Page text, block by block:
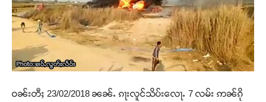
ဝၼ်းတီႈ 23/02/2018 ၼၼ်ႉ ၵႃးလူင်သိပ်းလေႃႉ 7 လမ်း ဢၼ်ၵို